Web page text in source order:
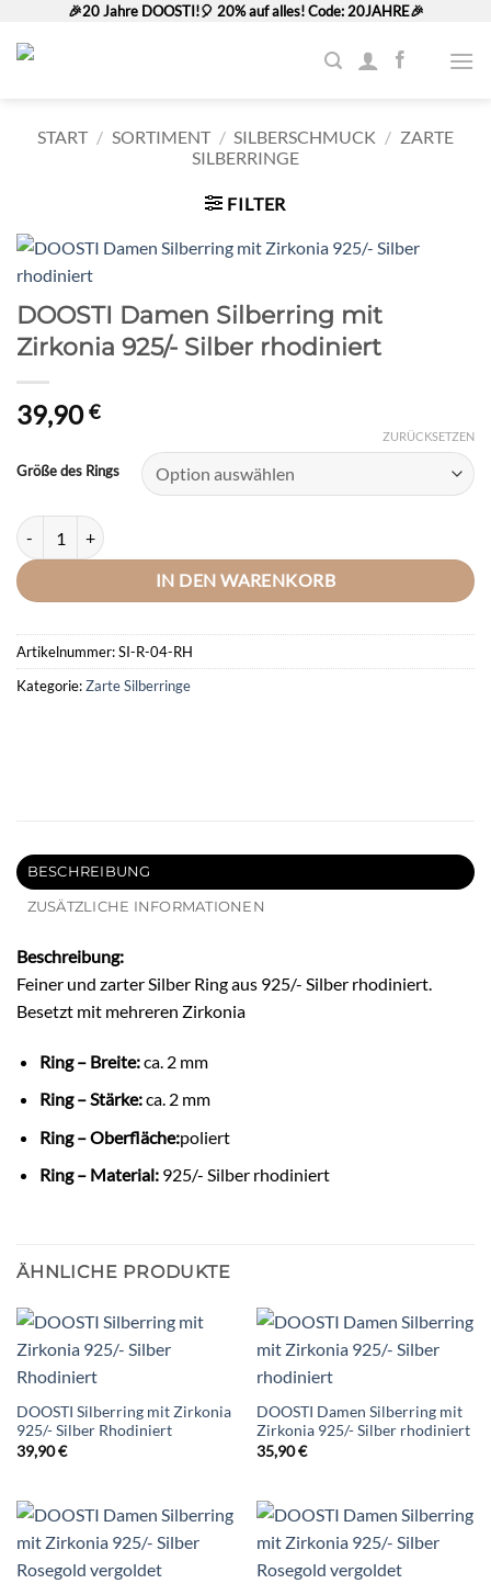
Inhalt
springen
🎉20 Jahre DOOSTI!🎈 20% auf alles! Code: 20JAHRE🎉
START / SORTIMENT / SILBERSCHMUCK / ZARTE
SILBERRINGE
FILTER
DOOSTI Damen Silberring mit
Zirkonia 925/- Silber rhodiniert
39,90€
Größe des Rings
ZURÜCKSETZEN
DOOSTI Damen Silberring mit Zirkonia 925/- Silber rhodiniert Menge
IN DEN WARENKORB
Artikelnummer:SI-R-04-RH
Kategorie:Zarte Silberringe
BESCHREIBUNG
ZUSÄTZLICHE INFORMATIONEN
Beschreibung:
Feiner und zarter Silber Ring aus 925/- Silber rhodiniert.
Besetzt mit mehreren Zirkonia
Ring – Breite:ca. 2 mm
Ring – Stärke:ca. 2 mm
Ring – Oberfläche:poliert
Ring – Material:925/- Silber rhodiniert
ÄHNLICHE PRODUKTE
DOOSTI Silberring mit Zirkonia
925/- Silber Rhodiniert
39,90€
DOOSTI Damen Silberring mit
Zirkonia 925/- Silber rhodiniert
35,90€